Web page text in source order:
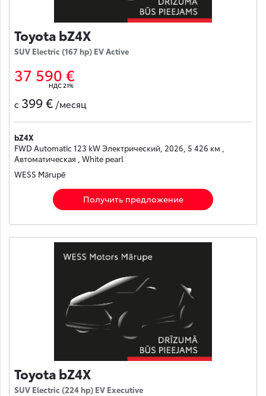
Toyota bZ4X
SUV Electric (167 hp) EV Active
37 590 €
НДС 21%
с 399 € /месяц
bZ4X
FWD Automatic 123 kW Электрический, 2026, 5 426 км ,
Автоматическая , White pearl
WESS Mārupē
Получить предложение
Toyota bZ4X
SUV Electric (224 hp) EV Executive